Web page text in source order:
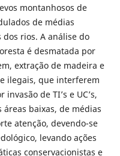
montanhosos de
de médias
rios. A análise do
é desmatada por
extração de madeira e
ilegais, que interferem
de TI’s e UC’s,
baixas, de médias
atenção, devendo-se
levando ações
conservacionistas e